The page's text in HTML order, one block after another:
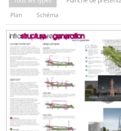
Plan
Schéma